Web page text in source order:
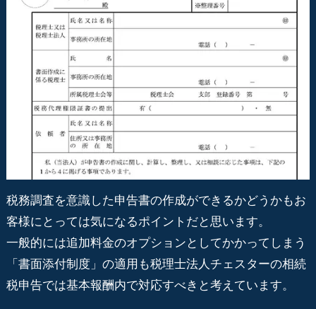
税務調査を意識した申告書の作成ができるかどうかもお
客様にとっては気になるポイントだと思います。
一般的には追加料金のオプションとしてかかってしまう
「書面添付制度」の適用も税理士法人チェスターの相続
税申告では基本報酬内で対応すべきと考えています。